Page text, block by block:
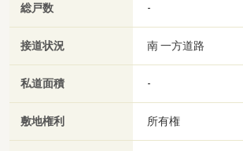
総戸数 -
接道状況 南 一方道路
私道面積 -
敷地権利 所有権